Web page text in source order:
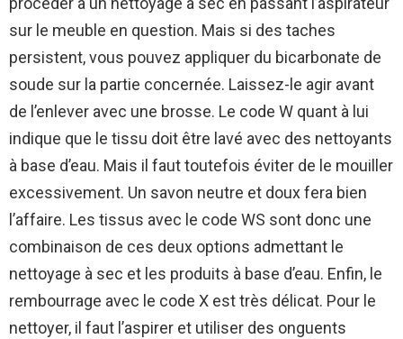
sur le meuble en question. Mais si des taches
persistent, vous pouvez appliquer du bicarbonate de
soude sur la partie concernée. Laissez-le agir avant
de l’enlever avec une brosse. Le code W quant à lui
indique que le tissu doit être lavé avec des nettoyants
à base d’eau. Mais il faut toutefois éviter de le mouiller
excessivement. Un savon neutre et doux fera bien
l’affaire. Les tissus avec le code WS sont donc une
combinaison de ces deux options admettant le
nettoyage à sec et les produits à base d’eau. Enfin, le
rembourrage avec le code X est très délicat. Pour le
nettoyer, il faut l’aspirer et utiliser des onguents